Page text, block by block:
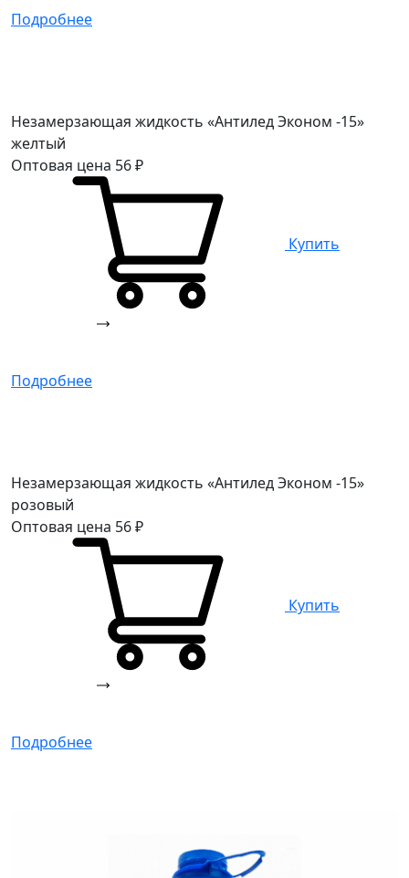
Подробнее
Незамерзающая жидкость «Антилед Эконом -15»
желтый
Оптовая цена 56₽
Купить
Подробнее
Незамерзающая жидкость «Антилед Эконом -15»
розовый
Оптовая цена 56₽
Купить
Подробнее